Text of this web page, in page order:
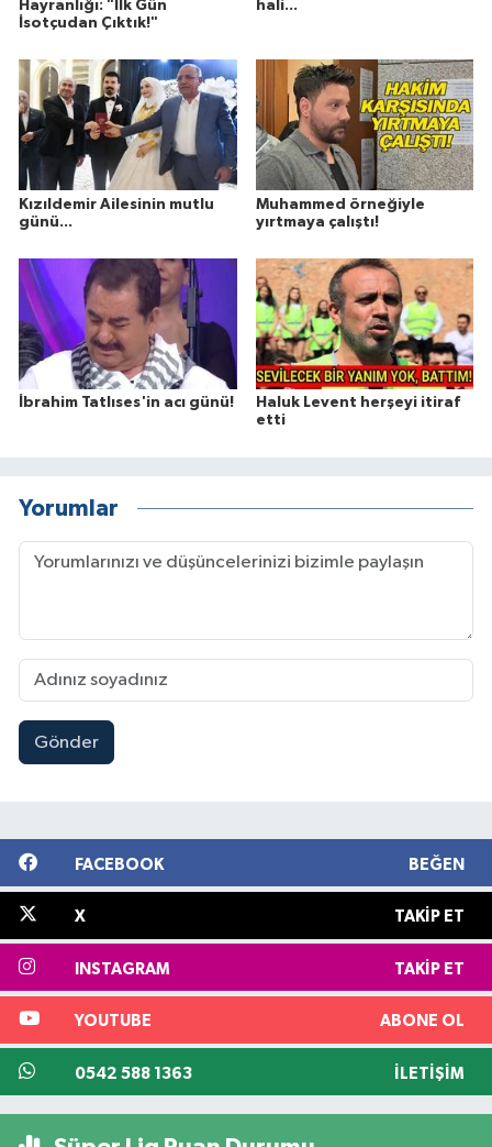
Hayranlığı: "İlk Gün
İsotçudan Çıktık!"
hali...
Kızıldemir Ailesinin mutlu
günü...
Muhammed örneğiyle
yırtmaya çalıştı!
İbrahim Tatlıses'in acı günü!
Haluk Levent herşeyi itiraf
etti
Yorumlar
Gönder
FACEBOOK BEĞEN
X TAKIP ET
INSTAGRAM TAKIP ET
YOUTUBE ABONE OL
0542 588 1363 İLETIŞIM